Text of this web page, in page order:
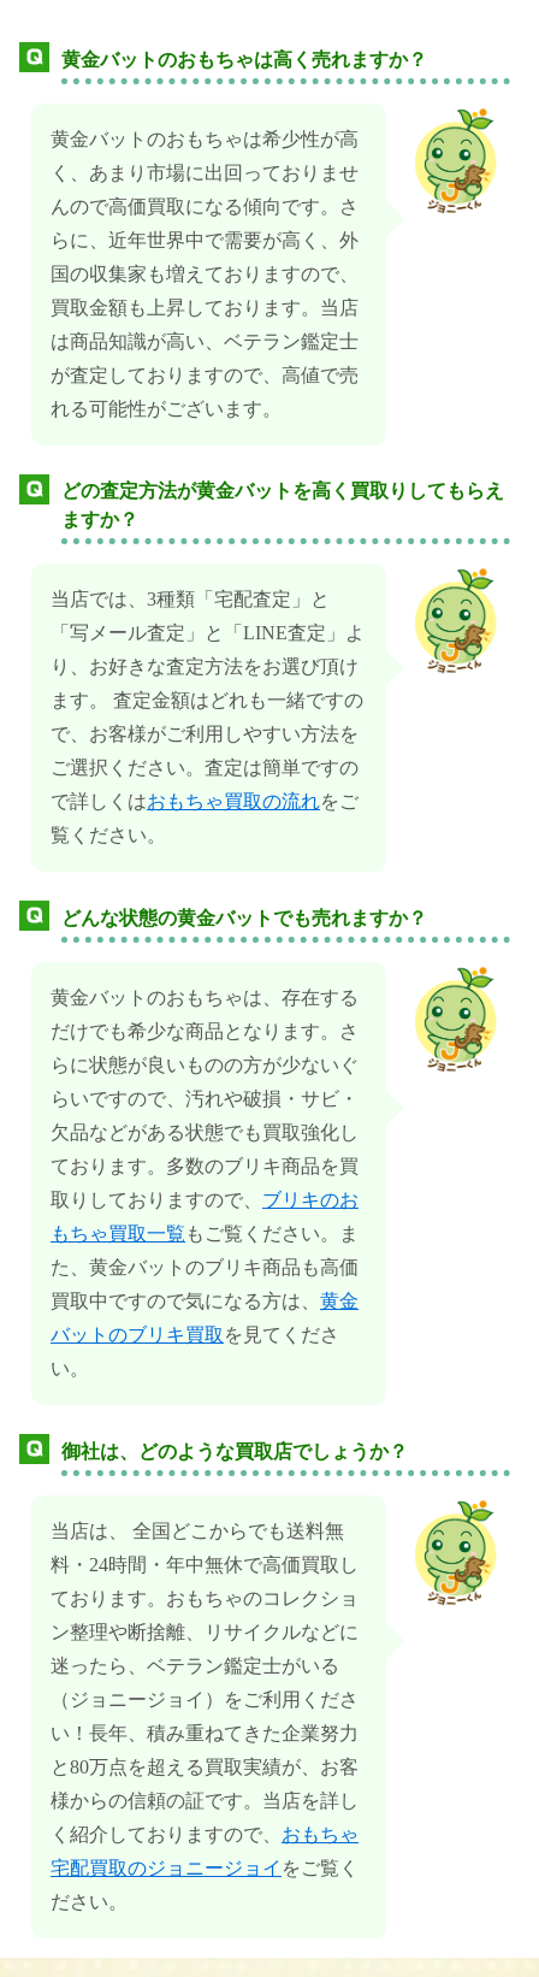
黄金バットのおもちゃは高く売れますか？
黄金バットのおもちゃは希少性が高
く、あまり市場に出回っておりませ
んので高価買取になる傾向です。さ
らに、近年世界中で需要が高く、外
国の収集家も増えておりますので、
買取金額も上昇しております。当店
は商品知識が高い、ベテラン鑑定士
が査定しておりますので、高値で売
れる可能性がございます。
どの査定方法が黄金バットを高く買取りしてもらえ
ますか？
当店では、3種類「宅配査定」と
「写メール査定」と「LINE査定」よ
り、お好きな査定方法をお選び頂け
ます。 査定金額はどれも一緒ですの
で、お客様がご利用しやすい方法を
ご選択ください。査定は簡単ですの
で詳しくはおもちゃ買取の流れをご
覧ください。
どんな状態の黄金バットでも売れますか？
黄金バットのおもちゃは、存在する
だけでも希少な商品となります。さ
らに状態が良いものの方が少ないぐ
らいですので、汚れや破損・サビ・
欠品などがある状態でも買取強化し
ております。多数のブリキ商品を買
取りしておりますので、 ブリキのお
もちゃ買取一覧 もご覧ください。ま
た、黄金バットのブリキ商品も高価
買取中ですので気になる方は、 黄金
バットのブリキ買取 を見てくださ
い。
御社は、どのような買取店でしょうか？
当店は、 全国どこからでも送料無
料・24時間・年中無休で高価買取し
ております。おもちゃのコレクショ
ン整理や断捨離、リサイクルなどに
迷ったら、ベテラン鑑定士がいる
（ジョニージョイ）をご利用くださ
い！長年、積み重ねてきた企業努力
と80万点を超える買取実績が、お客
様からの信頼の証です。当店を詳し
く紹介しておりますので、 おもちゃ
宅配買取のジョニージョイ をご覧く
ださい。